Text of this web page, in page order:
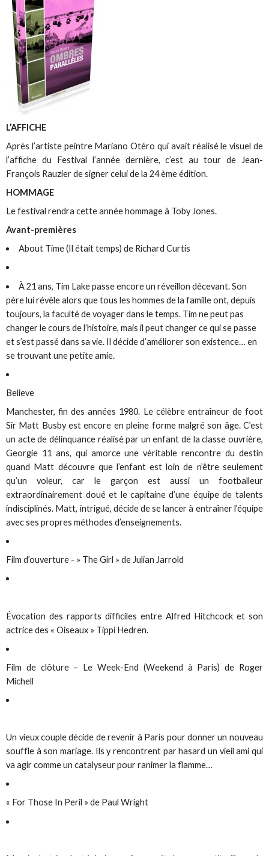
L’AFFICHE
Après l’artiste peintre Mariano Otéro qui avait réalisé le visuel de
l’affiche du Festival l’année dernière, c’est au tour de Jean-
François Rauzier de signer celui de la 24 ème édition.
HOMMAGE
Le festival rendra cette année hommage à Toby Jones.
Avant-premières
About Time (Il était temps) de Richard Curtis
À 21 ans, Tim Lake passe encore un réveillon décevant. Son
père lui révèle alors que tous les hommes de la famille ont, depuis
toujours, la faculté de voyager dans le temps. Tim ne peut pas
changer le cours de l’histoire, mais il peut changer ce qui se passe
et s’est passé dans sa vie. Il décide d’améliorer son existence… en
se trouvant une petite amie.
Believe
Manchester, fin des années 1980. Le célèbre entraîneur de foot
Sir Matt Busby est encore en pleine forme malgré son âge. C’est
un acte de délinquance réalisé par un enfant de la classe ouvrière,
Georgie 11 ans, qui amorce une véritable rencontre du destin
quand Matt découvre que l’enfant est loin de n’être seulement
qu’un voleur, car le garçon est aussi un footballeur
extraordinairement doué et le capitaine d’une équipe de talents
indisciplinés. Matt, intrigué, décide de se lancer à entraîner l’équipe
avec ses propres méthodes d’enseignements.
Film d’ouverture - » The Girl » de Julian Jarrold
Évocation des rapports difficiles entre Alfred Hitchcock et son
actrice des « Oiseaux » Tippi Hedren.
Film de clôture – Le Week-End (Weekend à Paris) de Roger
Michell
Un vieux couple décide de revenir à Paris pour donner un nouveau
souffle à son mariage. Ils y rencontrent par hasard un vieil ami qui
va agir comme un catalyseur pour ranimer la flamme…
« For Those In Peril » de Paul Wright